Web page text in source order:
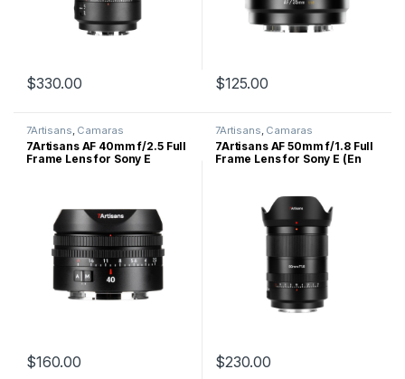
$330.00 $125.00
7Artisans Camaras
7Artisans AF 40mm f/2.5 Full
Frame Lens for Sony E
$160.00
7Artisans Camaras
7Artisans AF 50mm f/1.8 Full
Frame Lens for Sony E (En
$230.00